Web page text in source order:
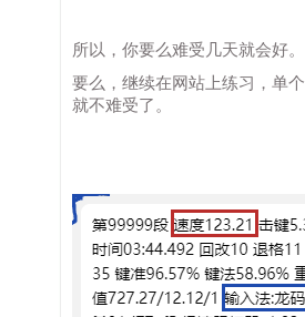
所以，你要么难受几天就会好。
要么，继续在网站上练习，单
就不难受了。